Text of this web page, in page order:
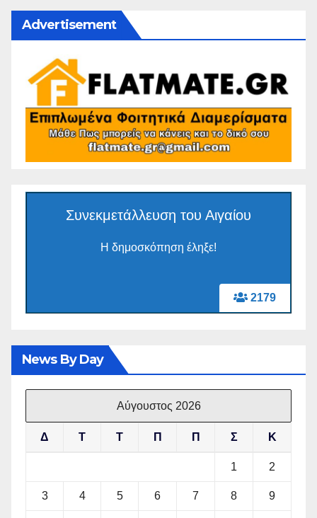
Advertisement
2179
Συνεκμετάλλευση του Αιγαίου
Η δημοσκόπηση έληξε!
News By Day
Αύγουστος 2026
Δ Τ Τ Π Π Σ Κ
1 2
3 4 5 6 7 8 9